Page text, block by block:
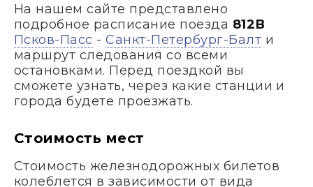
На нашем сайте представлено
подробное расписание поезда 812В
Псков-Пасс -Санкт-Петербург-Балт и
маршрут следования со всеми
остановками. Перед поездкой вы
сможете узнать, через какие станции и
города будете проезжать.
Стоимость мест
Стоимость железнодорожных билетов
колеблется в зависимости от вида